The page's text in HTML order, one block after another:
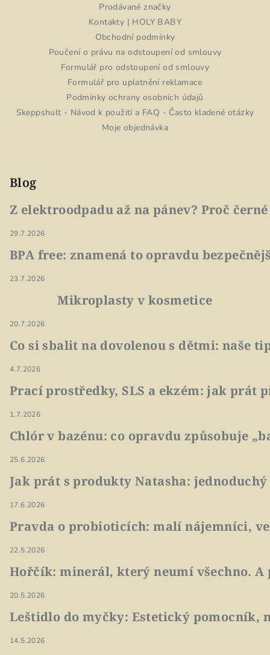
Prodávané značky
Kontakty | HOLY BABY
Obchodní podmínky
Poučení o právu na odstoupení od smlouvy
Formulář pro odstoupení od smlouvy
Formulář pro uplatnění reklamace
Podmínky ochrany osobních údajů
Skeppshult - Návod k použití a FAQ - Často kladené otázky
Moje objednávka
Blog
Z elektroodpadu až na pánev? Proč
29.7.2026
BPA free: znamená to opravdu
23.7.2026
Mikroplasty v kosmetice
20.7.2026
Co si sbalit na dovolenou s dětmi: naše
4.7.2026
Prací prostředky, SLS a ekzém: jak prát
1.7.2026
Chlór v bazénu: co opravdu způsobuje
25.6.2026
Jak prát s produkty Natasha:
17.6.2026
Pravda o probioticích: malí nájemníci,
22.5.2026
Hořčík: minerál, který neumí všechno.
20.5.2026
Leštidlo do myčky: Estetický pomocník,
14.5.2026